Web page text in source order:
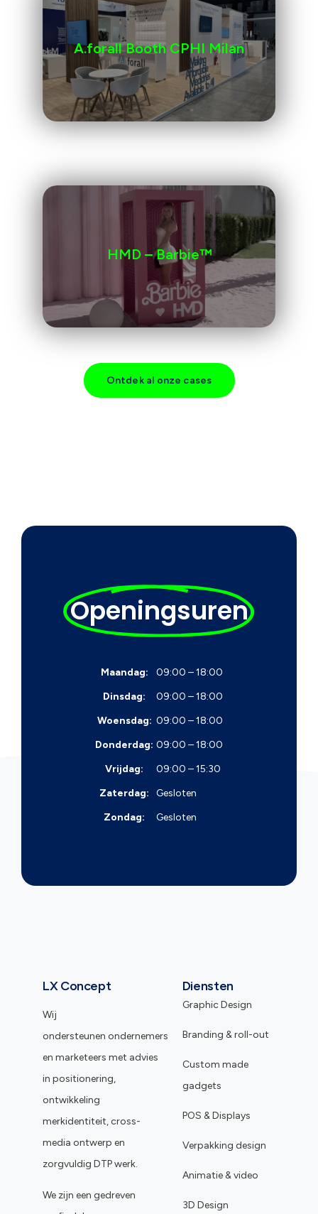
A.forall Booth CPHI Milan
HMD – Barbie™️
Ontdek al onze cases
Openingsuren
Maandag:
09:00 – 18:00
Dinsdag:
09:00 – 18:00
Woensdag: 09:00 – 18:00
Donderdag: 09:00 – 18:00
Vrijdag:
09:00 – 15:30
Zaterdag:
Gesloten
Zondag:
Gesloten
LX Concept
Wij
ondersteunen ondernemers
en marketeers met advies
in positionering,
ontwikkeling
merkidentiteit, cross-
media ontwerp en
zorgvuldig DTP werk.
We zijn een gedreven
Diensten
Graphic Design
Branding & roll-out
Custom made
gadgets
POS & Displays
Verpakking design
Animatie & video
3D Design